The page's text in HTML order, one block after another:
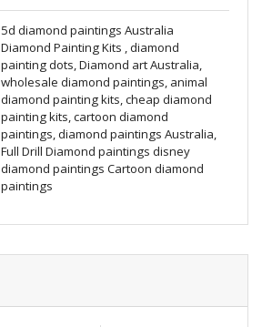
5d diamond paintings Australia
Diamond Painting Kits , diamond
painting dots, Diamond art Australia,
wholesale diamond paintings, animal
diamond painting kits, cheap diamond
painting kits, cartoon diamond
paintings, diamond paintings Australia,
Full Drill Diamond paintings disney
diamond paintings Cartoon diamond
paintings